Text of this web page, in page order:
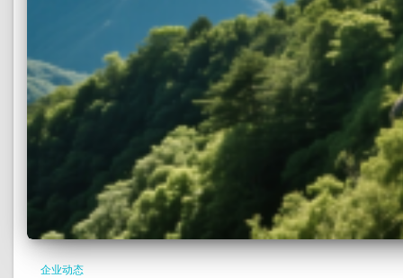
企业动态